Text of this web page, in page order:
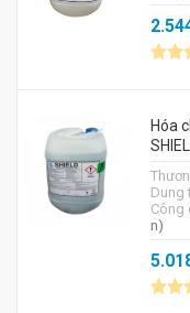
Hóa
Dung
Công
n)